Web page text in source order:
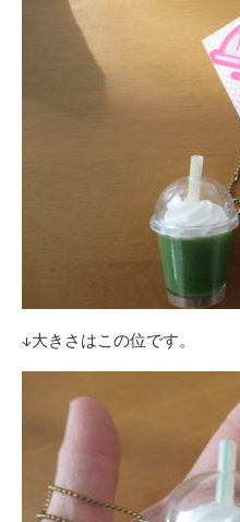
↓大きさはこの位です。